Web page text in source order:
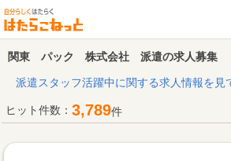
関東 パック 株式会社 派遣の求人募集
派遣スタッフ活躍中に関する求人情報を見
ヒット件数： 3,789件